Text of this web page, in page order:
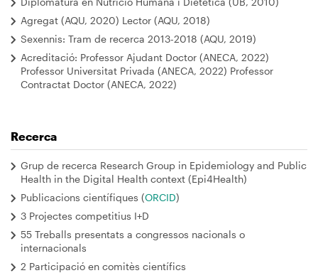
Agregat (AQU, 2020) Lector (AQU, 2018)
Sexennis: Tram de recerca 2013-2018 (AQU, 2019)
Acreditació: Professor Ajudant Doctor (ANECA, 2022)
Professor Universitat Privada (ANECA, 2022) Professor
Contractat Doctor (ANECA, 2022)
Recerca
Grup de recerca Research Group in Epidemiology and Public
Health in the Digital Health context (Epi4Health)
Publicacions científiques (ORCID)
3 Projectes competitius I+D
55 Treballs presentats a congressos nacionals o
internacionals
2 Participació en comitès científics